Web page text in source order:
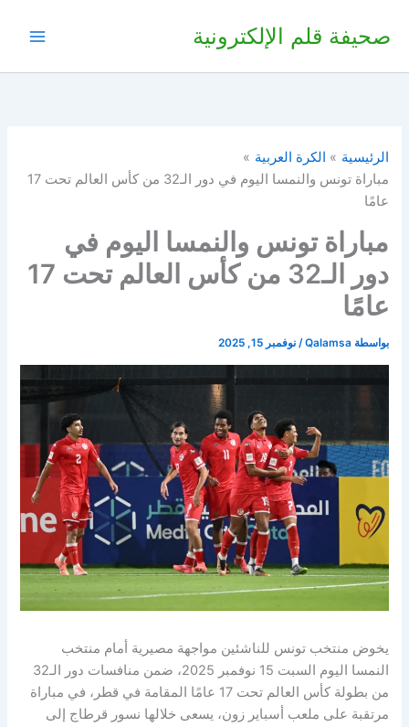
صحيفة قلم الإلكترونية
الرئيسية
الكرة العربية
مباراة تونس والنمسا اليوم في دور الـ32 من كأس العالم تحت 17
عامًا
مباراة تونس والنمسا اليوم في
دور الـ32 من كأس العالم تحت 17
عامًا
بواسطة Qalamsa
/نوفمبر 15, 2025
يخوض منتخب تونس للناشئين مواجهة مصيرية أمام منتخب
النمسا اليوم السبت 15 نوفمبر 2025، ضمن منافسات دور الـ32
من بطولة كأس العالم تحت 17 عامًا المقامة في قطر، في مباراة
مرتقبة على ملعب أسباير زون، يسعى خلالها نسور قرطاج إلى